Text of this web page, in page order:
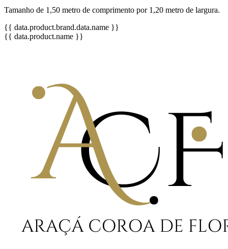
Tamanho de 1,50 metro de comprimento por 1,20 metro de largura.
{{ data.product.brand.data.name }}
{{ data.product.name }}